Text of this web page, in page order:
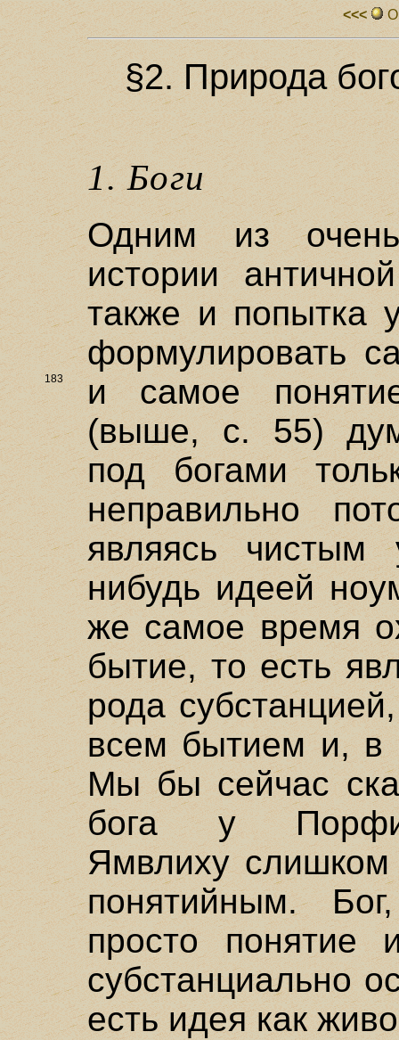
<<<
§2. Природа
1. Боги
Одним из
истории
также и попытка
формулировать
и самое
183
(выше, с. 55)
под богами
неправильно
являясь
нибудь идеей
же самое время
бытие, то есть
рода
всем бытием и, в
Мы бы сейчас
бога у
Ямвлиху
понятийным.
просто
субстанциально
есть идея как